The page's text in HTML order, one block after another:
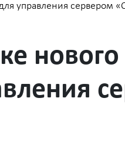
управления сервером
нового